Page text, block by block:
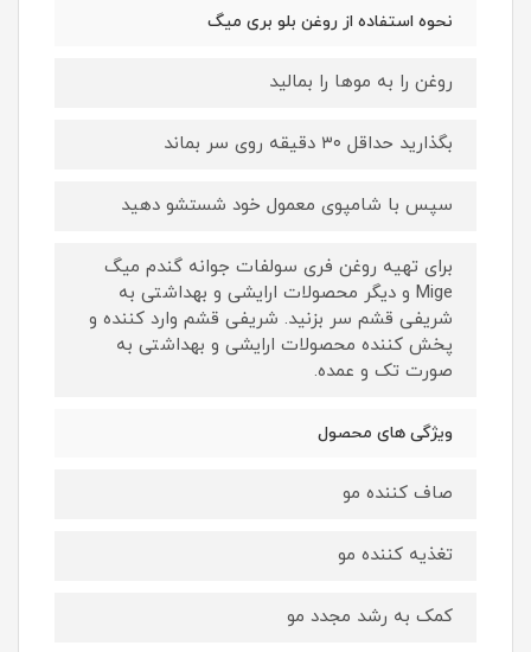
نحوه استفاده از روغن بلو بری میگ
روغن را به موها را بمالید
بگذارید حداقل ۳۰ دقیقه روی سر بماند
سپس با شامپوی معمول خود شستشو دهید
برای تهیه روغن فری سولفات جوانه گندم میگ
Mige و دیگر محصولات ارایشی و بهداشتی به
شریفی قشم سر بزنید. شریفی قشم وارد کننده و
پخش کننده محصولات ارایشی و بهداشتی به
صورت تک و عمده.
ویژگی های محصول
صاف کننده مو
تغذیه کننده مو
کمک به رشد مجدد مو